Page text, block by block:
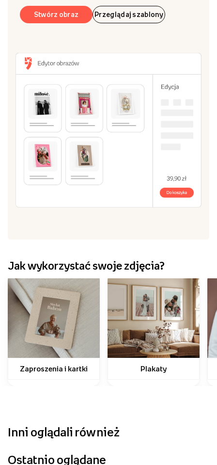
Stwórz obraz Przeglądaj szablony
Jak wykorzystać swoje zdjęcia?
Zaproszenia i kartki Plakaty
Inni oglądali również
Ostatnio oglądane